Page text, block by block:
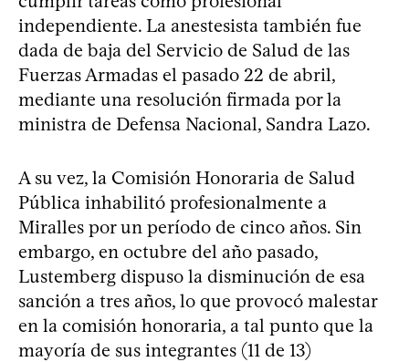
independiente. La anestesista también fue
dada de baja del Servicio de Salud de las
Fuerzas Armadas el pasado 22 de abril,
mediante una resolución firmada por la
ministra de Defensa Nacional, Sandra Lazo.
A su vez, la Comisión Honoraria de Salud
Pública inhabilitó profesionalmente a
Miralles por un período de cinco años. Sin
embargo, en octubre del año pasado,
Lustemberg dispuso la disminución de esa
sanción a tres años, lo que provocó malestar
en la comisión honoraria, a tal punto que la
mayoría de sus integrantes (11 de 13)